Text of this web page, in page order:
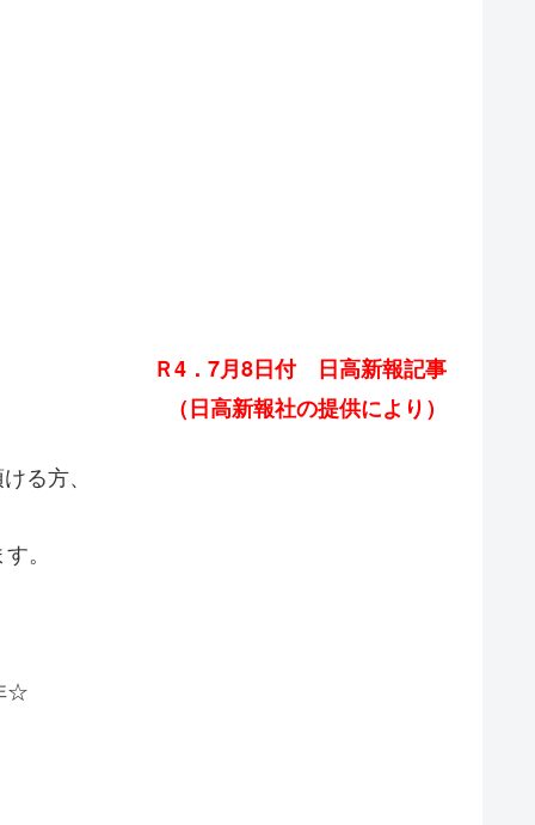
Ｒ4．7月8日付 日高新報記事
（日高新報社の提供により）
る方、
。
☆